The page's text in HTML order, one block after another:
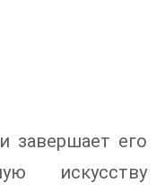
завершает его
искусству